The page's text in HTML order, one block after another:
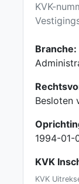
KVK-
Branche:
Besloten
1994-01-
KVK
KVK